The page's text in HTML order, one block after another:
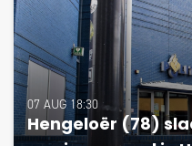
07 AUG 18:30
Hengeloër (78)